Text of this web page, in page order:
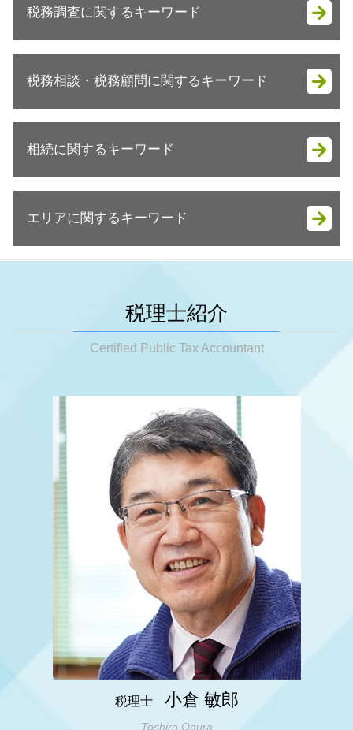
会社設立 税理士
会社設立 やり方
会社設立 流れ 資本金
会社設立 メリット
会社設立 流れ 期間
法人成り タイミング
法人成り 目安
法人成り 資産引継ぎ
会社設立 定款
法人成り 融資
税務調査に関するキーワード
税務調査 期間
税務調査 拒否
税務調査 確率 法人
税務調査 税理士
税務調査 いきなり訪問
税務調査 注意点
税務調査 時期 法人
税務調査 時期 何月
税務調査 結果
税務調査 時期 相続
税務調査 来るタイミング
税務調査 企業
税務相談・税務顧問に関するキーワード
節税対策
確定申告 個人事業主 青色申告
法人 決算 節税対策
節税対策 公務員
税務相談 確定申告
法人税 申告期限
税務顧問 金額
事業承継 税金対策
事業承継税制
節税対策 車
税務相談 税理士
税務顧問 税理士
税務顧問 相場
相続に関するキーワード
相続税基礎控除 不動産
相続税 対策 不動産
小規模宅地 相続税
相続税 配偶者控除
相続 税理士
相続税 いくらから払う
相続税 いくらから 配偶者
相続税 法定相続人
相続税 生前贈与
相続税 保険金 非課税
相続税 マンション 生前贈与
相続 相談
相続時精算課税制度 メリット
相続税 マンション 評価額
エリアに関するキーワード
明石市 税務顧問
神戸市 相続税 申告
姫路市 節税対策
神戸市 税務顧問
大阪市 会社設立
神戸市 税務調査
明石市 法人成り
大阪市 相続税 申告
神戸市 相続 対策
姫路市 法人成り
神戸市 税務相談
神戸市 法人成り
大阪市 事業承継
姫路市 事業承継
大阪市 起業支援
明石市 会社設立
税理士紹介
Certified Public Tax Accountant
税理士 小倉 敏郎
Toshiro Ogura